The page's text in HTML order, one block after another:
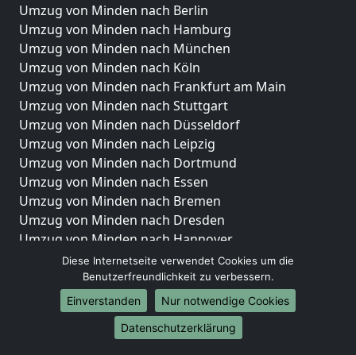
Umzug von Minden nach Berlin
Umzug von Minden nach Hamburg
Umzug von Minden nach München
Umzug von Minden nach Köln
Umzug von Minden nach Frankfurt am Main
Umzug von Minden nach Stuttgart
Umzug von Minden nach Düsseldorf
Umzug von Minden nach Leipzig
Umzug von Minden nach Dortmund
Umzug von Minden nach Essen
Umzug von Minden nach Bremen
Umzug von Minden nach Dresden
Umzug von Minden nach Hannover
Umzug von Minden nach Nürnberg
Umzug von Minden nach Duisburg
Umzug von Minden nach Bochum
Umzug von Minden nach Wuppertal
Umzug von Minden nach Bielefeld
Diese Internetseite verwendet Cookies um die
Benutzerfreundlichkeit zu verbessern.
Einverstanden
Nur notwendige Cookies
Datenschutzerklärung